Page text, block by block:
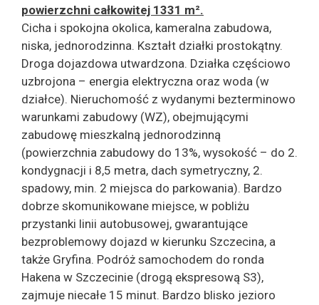
powierzchni całkowitej 1331 m².
Cicha i spokojna okolica, kameralna zabudowa,
niska, jednorodzinna. Kształt działki prostokątny.
Droga dojazdowa utwardzona. Działka częściowo
uzbrojona – energia elektryczna oraz woda (w
działce). Nieruchomość z wydanymi bezterminowo
warunkami zabudowy (WZ), obejmującymi
zabudowę mieszkalną jednorodzinną
(powierzchnia zabudowy do 13%, wysokość – do 2.
kondygnacji i 8,5 metra, dach symetryczny, 2.
spadowy, min. 2 miejsca do parkowania). Bardzo
dobrze skomunikowane miejsce, w pobliżu
przystanki linii autobusowej, gwarantujące
bezproblemowy dojazd w kierunku Szczecina, a
także Gryfina. Podróż samochodem do ronda
Hakena w Szczecinie (drogą ekspresową S3),
zajmuje niecałe 15 minut. Bardzo blisko jezioro